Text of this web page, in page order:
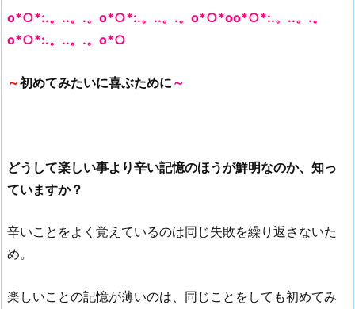
o*○*:.。..。.。o*○*:.。..。.。o*○*oo*○*:.。..。.。
o*○*:.。..。.。o*○
～初めてみたいに喜ぶために ～
どうして楽しい事より辛い記憶のほうが鮮明なのか、知っ
ていますか？
辛いことをよく覚えているのは同じ失敗を繰り返さないた
め。
楽しいことの記憶が薄いのは、同じことをしても初めてみ